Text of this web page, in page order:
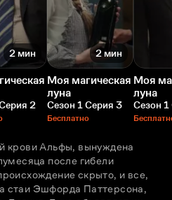
2 мин
2
2 мин
Моя магическая
луна
Сезон 1 Серия 3
Бесплатно
Моя
луна
Сезон
крови Альфы, вынуждена
после гибели
скрыто, и все,
стаи Эшфорда Паттерсона,